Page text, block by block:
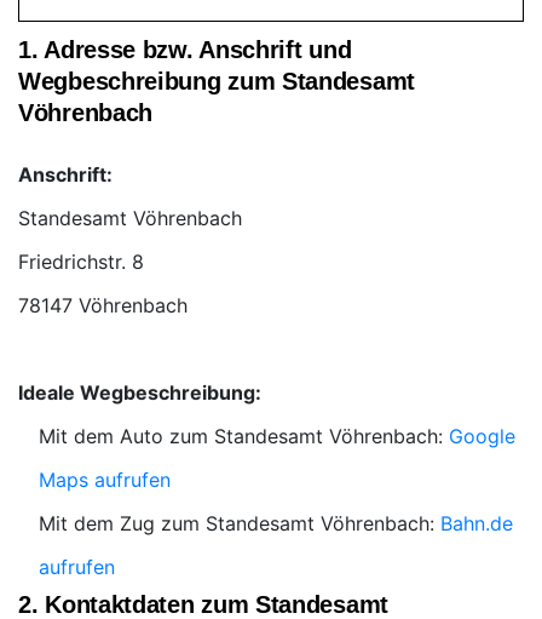
1. Adresse bzw. Anschrift und
Wegbeschreibung zum Standesamt
Vöhrenbach
Anschrift:
Standesamt Vöhrenbach
78147 Vöhrenbach
Ideale Wegbeschreibung:
Mit dem Auto zum Standesamt Vöhrenbach: Google
Maps aufrufen
Mit dem Zug zum Standesamt Vöhrenbach: Bahn.de
aufrufen
2. Kontaktdaten zum Standesamt